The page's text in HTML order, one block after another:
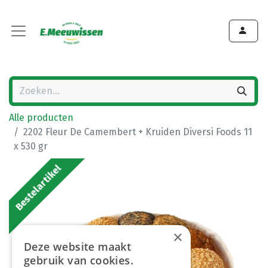
Alle producten
2202 Fleur De Camembert + Kruiden Diversi Foods 11
x 530 gr
Bestelartikel
×
Deze website maakt
gebruik van cookies.